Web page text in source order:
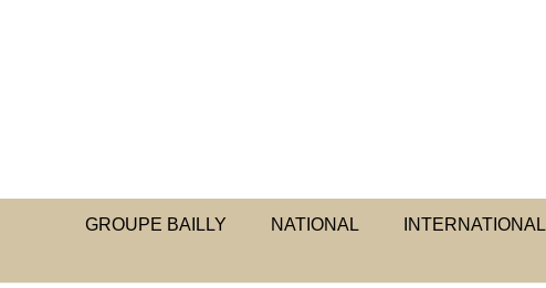
GROUPE BAILLY NATIONAL INTERNATIONAL